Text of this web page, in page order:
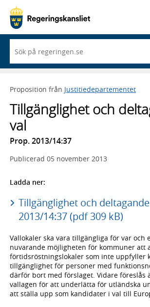
du
börjar
skriva
framträder
lista
med
sökförslag
Proposition från Justitiedepartementet
Tillgänglighet och
val
Prop. 2013/14:37
Publicerad 05 november 2013
Ladda ner:
Tillgänglighet och
2013/14:37 (pdf 309 kB)
Vallokaler ska vara tillgängliga för var och
nuvarande möjligheten för kommuner att
förtidsröstningslokaler som inte uppfyller
tillgänglighet för personer med
därför bort med förslaget. Vidare föreslås
vallagen för att underlätta för utländska
att ställa upp som kandidater i val till